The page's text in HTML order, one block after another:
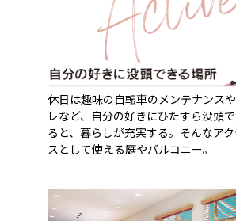
休日は趣味の自転車のメンテナンス
レなど、自分の好きにひたすら没頭
ると、暮らしが充実する。そんなア
スとして使える庭やバルコニー。